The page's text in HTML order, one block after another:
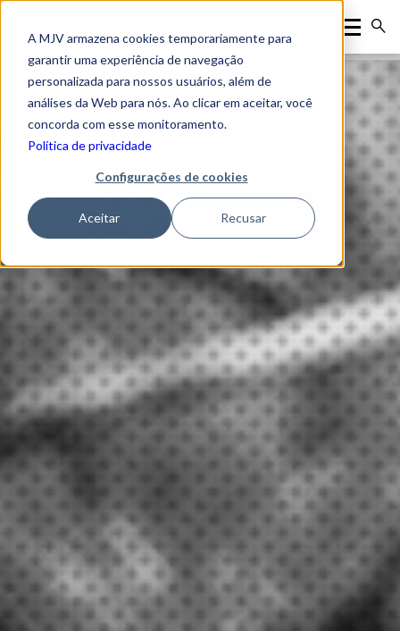
A MJV armazena cookies temporariamente para
garantir uma experiência de navegação
personalizada para nossos usuários, além de
análises da Web para nós. Ao clicar em aceitar, você
concorda com esse monitoramento.
Política de privacidade
Configurações de cookies
Aceitar Recusar